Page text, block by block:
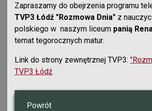
Zapraszamy do obejrzenia programu
TVP3 Łódź "Rozmowa Dnia" z
polskiego w naszym liceum panią
temat tegorocznych matur.
Link do strony zewnętrznej TVP3:
TVP3 Łódź
Powrót